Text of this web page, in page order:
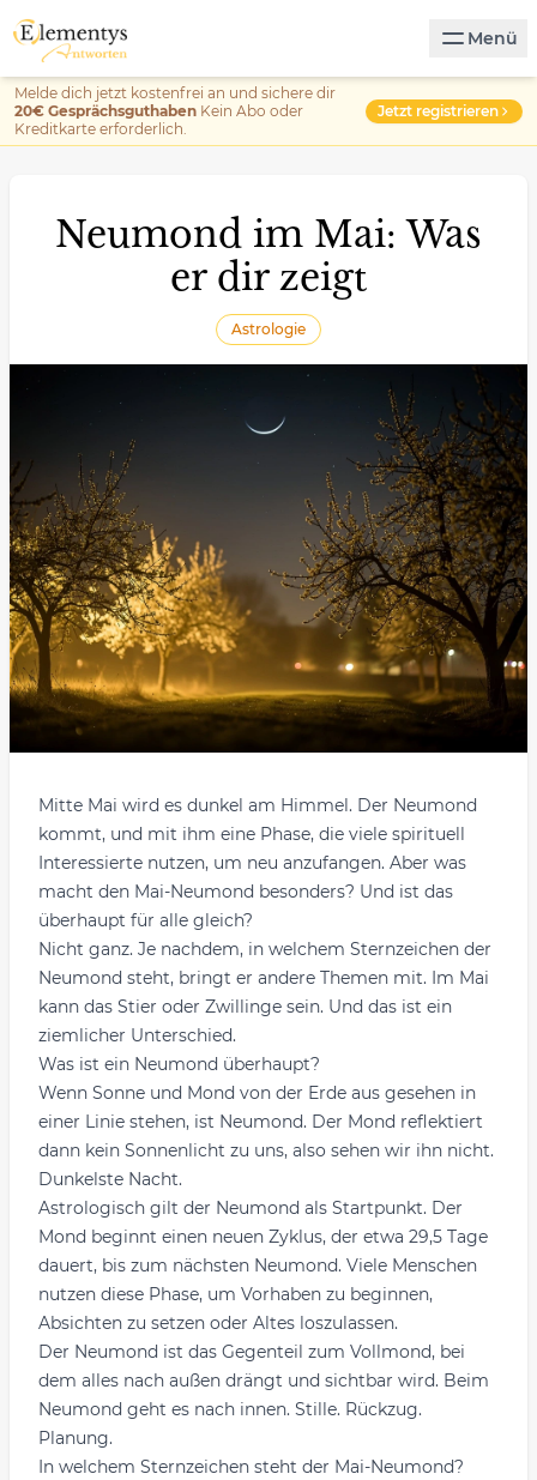
Menü
Melde dich jetzt kostenfrei an und sichere dir
20€ Gesprächsguthaben Kein Abo oder
Kreditkarte erforderlich.
Jetzt registrieren
Neumond im Mai: Was
er dir zeigt
Astrologie
Mitte Mai wird es dunkel am Himmel. Der Neumond
kommt, und mit ihm eine Phase, die viele spirituell
Interessierte nutzen, um neu anzufangen. Aber was
macht den Mai-Neumond besonders? Und ist das
überhaupt für alle gleich?
Nicht ganz. Je nachdem, in welchem Sternzeichen der
Neumond steht, bringt er andere Themen mit. Im Mai
kann das Stier oder Zwillinge sein. Und das ist ein
ziemlicher Unterschied.
Was ist ein Neumond überhaupt?
Wenn Sonne und Mond von der Erde aus gesehen in
einer Linie stehen, ist Neumond. Der Mond reflektiert
dann kein Sonnenlicht zu uns, also sehen wir ihn nicht.
Dunkelste Nacht.
Astrologisch gilt der Neumond als Startpunkt. Der
Mond beginnt einen neuen Zyklus, der etwa 29,5 Tage
dauert, bis zum nächsten Neumond. Viele Menschen
nutzen diese Phase, um Vorhaben zu beginnen,
Absichten zu setzen oder Altes loszulassen.
Der Neumond ist das Gegenteil zum Vollmond, bei
dem alles nach außen drängt und sichtbar wird. Beim
Neumond geht es nach innen. Stille. Rückzug.
Planung.
In welchem Sternzeichen steht der Mai-Neumond?